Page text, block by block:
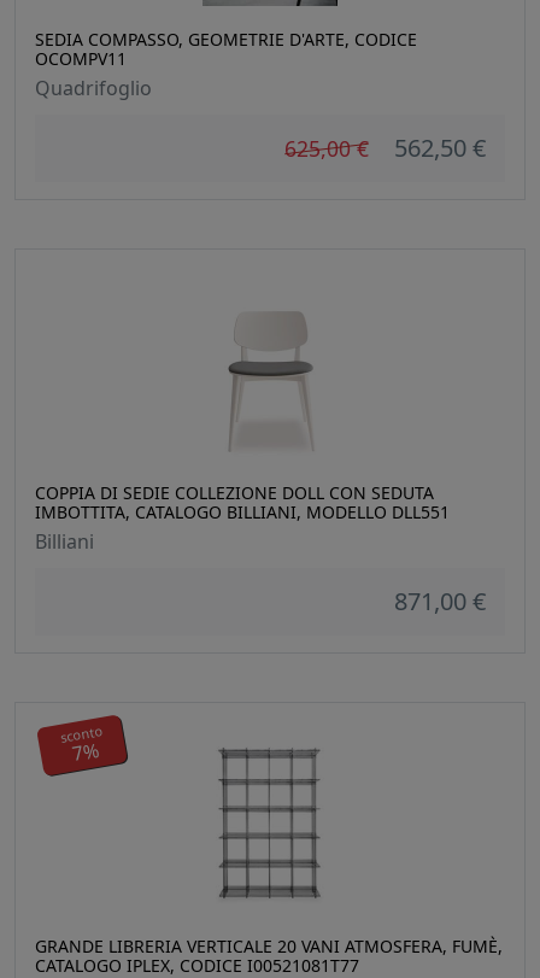
SEDIA COMPASSO, GEOMETRIE D'ARTE, CODICE
OCOMPV11
Quadrifoglio
625,00 € 562,50 €
COPPIA DI SEDIE COLLEZIONE DOLL CON SEDUTA
IMBOTTITA, CATALOGO BILLIANI, MODELLO DLL551
Billiani
871,00 €
GRANDE LIBRERIA VERTICALE 20 VANI ATMOSFERA, FUMÈ,
CATALOGO IPLEX, CODICE I00521081T77
sconto
7%